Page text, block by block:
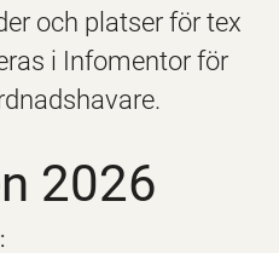
och platser för tex
i Infomentor för
2026